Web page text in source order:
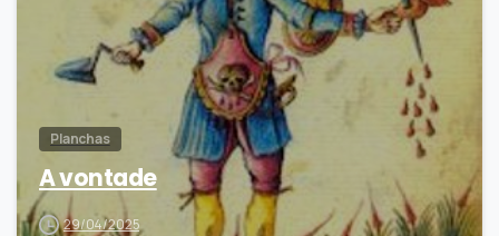
Planchas
A vontade
29/04/2025